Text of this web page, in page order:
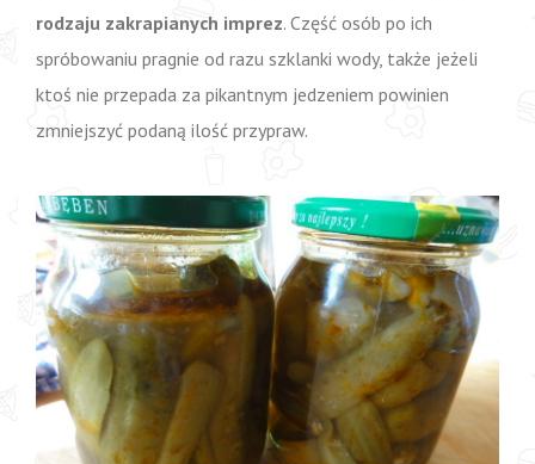
rodzaju zakrapianych imprez. Część osób po ich
spróbowaniu pragnie od razu szklanki wody, także jeżeli
ktoś nie przepada za pikantnym jedzeniem powinien
zmniejszyć podaną ilość przypraw.